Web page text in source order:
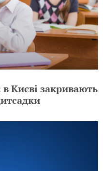
в Києві закривають